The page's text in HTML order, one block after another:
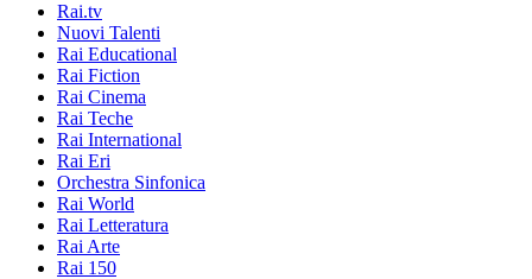
Rai.tv
Nuovi Talenti
Rai Educational
Rai Fiction
Rai Cinema
Rai Teche
Rai International
Rai Eri
Orchestra Sinfonica
Rai World
Rai Letteratura
Rai Arte
Rai 150